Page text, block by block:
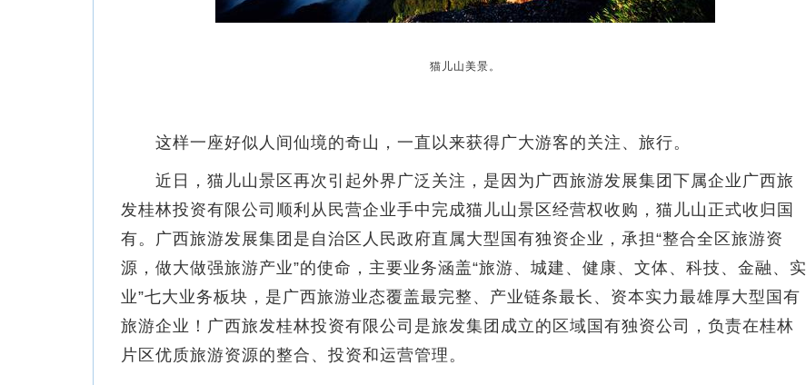
猫儿山美景。
这样一座好似人间仙境的奇山，一直以来获得广大游客的关注、旅行。
近日，猫儿山景区再次引起外界广泛关注，是因为广西旅游发展集团下属企业广西旅
发桂林投资有限公司顺利从民营企业手中完成猫儿山景区经营权收购，猫儿山正式收归国
有。广西旅游发展集团是自治区人民政府直属大型国有独资企业，承担“整合全区旅游资
源，做大做强旅游产业”的使命，主要业务涵盖“旅游、城建、健康、文体、科技、金融、实
业”七大业务板块，是广西旅游业态覆盖最完整、产业链条最长、资本实力最雄厚大型国有
旅游企业！广西旅发桂林投资有限公司是旅发集团成立的区域国有独资公司，负责在桂林
片区优质旅游资源的整合、投资和运营管理。